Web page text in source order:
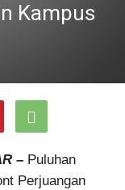
Kampus
– Puluhan
Perjuangan